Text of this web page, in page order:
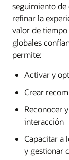
seguimiento
refinar la
valor de tiempo
globales
permite:
Activar y
Crear
Reconocer
interacción
Capacitar a
y gestionar